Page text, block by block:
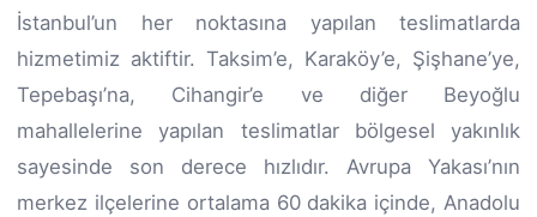
İstanbul’un her noktasına yapılan teslimatlarda
hizmetimiz aktiftir. Taksim’e, Karaköy’e, Şişhane’ye,
Tepebaşı’na, Cihangir’e ve diğer Beyoğlu
mahallelerine yapılan teslimatlar bölgesel yakınlık
sayesinde son derece hızlıdır. Avrupa Yakası’nın
merkez ilçelerine ortalama 60 dakika içinde, Anadolu